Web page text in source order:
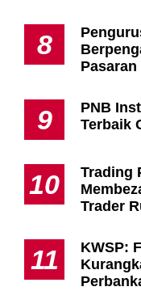
8
Pasaran
9
PNB
Terbaik
10
Trading
Trader
11
KWSP: